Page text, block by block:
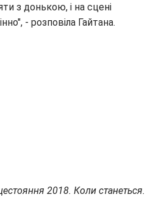
з донькою, і на сцені
- розповіла Гайтана.
2018. Коли станеться.